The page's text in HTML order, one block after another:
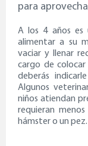
para
A los 4 años es
alimentar a su
vaciar y llenar
cargo de colocar
deberás
Algunos
niños atiendan
requieran
hámster o un pez.